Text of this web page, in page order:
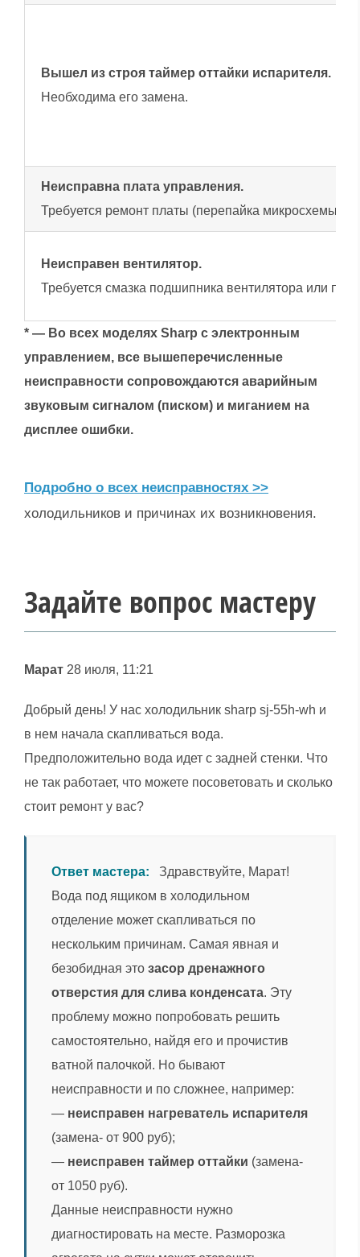
Вышел из строя таймер оттайки испарителя.
Необходима его замена.
Неисправна плата управления.
Требуется ремонт платы (перепайка микросхемы)
Неисправен вентилятор.
Требуется смазка подшипника вентилятора или
* — Во всех моделях Sharp с электронным
управлением, все вышеперечисленные
неисправности сопровождаются аварийным
звуковым сигналом (писком) и миганием на
дисплее ошибки.
Подробно о всех неисправностях >>
холодильников и причинах их возникновения.
Задайте вопрос мастеру
Марат 28 июля, 11:21
Добрый день! У нас холодильник sharp sj-55h-wh и
в нем начала скапливаться вода.
Предположительно вода идет с задней стенки. Что
не так работает, что можете посоветовать и сколько
стоит ремонт у вас?
Ответ мастера: Здравствуйте, Марат!
Вода под ящиком в холодильном
отделение может скапливаться по
нескольким причинам. Самая явная и
безобидная это засор дренажного
отверстия для слива конденсата. Эту
проблему можно попробовать решить
самостоятельно, найдя его и прочистив
ватной палочкой. Но бывают
неисправности и по сложнее, например:
— неисправен нагреватель испарителя
(замена- от 900 руб);
— неисправен таймер оттайки (замена-
от 1050 руб).
Данные неисправности нужно
диагностировать на месте. Разморозка